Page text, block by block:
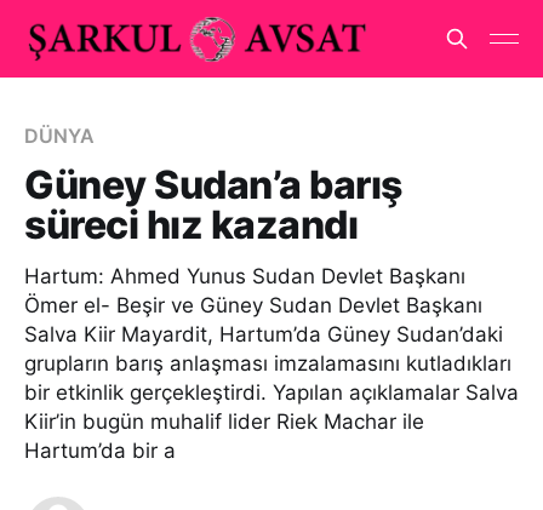
DÜNYA
Güney Sudan’a barış
süreci hız kazandı
Hartum: Ahmed Yunus Sudan Devlet Başkanı
Ömer el- Beşir ve Güney Sudan Devlet Başkanı
Salva Kiir Mayardit, Hartum’da Güney Sudan’daki
grupların barış anlaşması imzalamasını kutladıkları
bir etkinlik gerçekleştirdi. Yapılan açıklamalar Salva
Kiir’in bugün muhalif lider Riek Machar ile
Hartum’da bir a